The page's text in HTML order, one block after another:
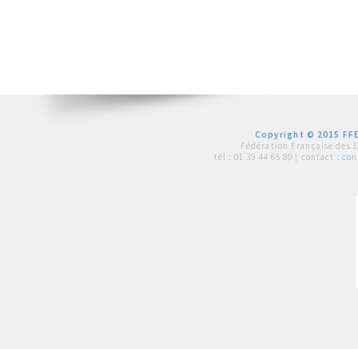
Copyright © 2015
Fédération Française des
tél : 01 39 44 65 80 | contact :